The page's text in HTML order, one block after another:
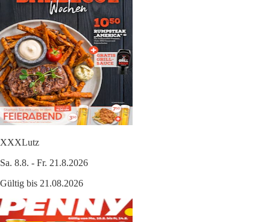
XXXLutz
Sa. 8.8. - Fr. 21.8.2026
Gültig bis 21.08.2026